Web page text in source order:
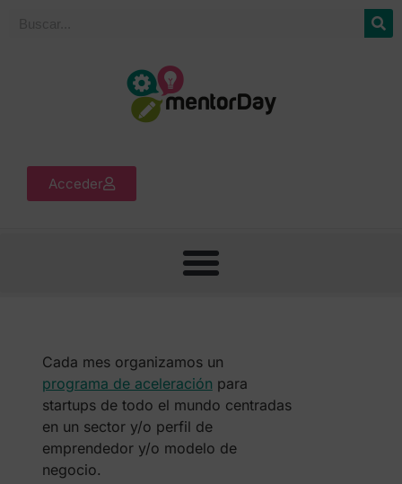
Acceder
Cada mes organizamos un
programa de aceleración para
startups de todo el mundo centradas
en un sector y/o perfil de
emprendedor y/o modelo de
negocio.